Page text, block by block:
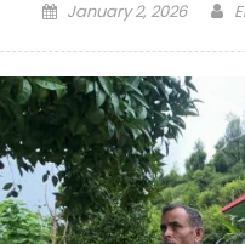
Posted
January 2, 2026